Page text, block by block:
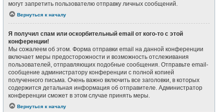
могут запретить пользователю отправку личных сообщений.
Вернуться к началу
Я получил спам или оскорбительный email от кого-то с этой
конференции!
Мы сожалеем об этом. Форма отправки email на данной конференции
включает меры предосторожности и возможность отслеживания
пользователей, отправляющих подобные сообщения. Отправьте email-
сообщение администратору конференции с полной копией
полученного письма. Очень важно включить все заголовки, в которых
содержится детальная информация об отправителе. Администратор
конференции сможет в этом случае принять меры.
Вернуться к началу